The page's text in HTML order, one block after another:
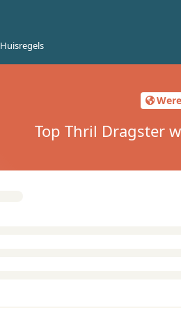
Huisregels
Top Thril Dragster